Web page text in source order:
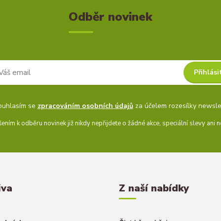
Odběr novinek
se zpracováním osobních údajůza účelem rozesílky
k odběru novinek již nikdy nepřijdete o žádné akce, speciální slevy ani
Z naší nabídky